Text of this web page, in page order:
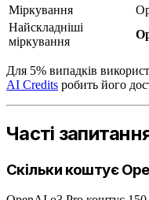
Міркування
Найскладніші
міркування
Для 5% випадків
AI Credits робить його
Часті
Скільки коштує